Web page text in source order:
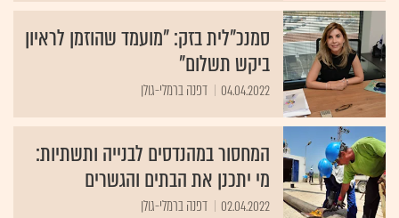
סמנכ"לית בזק: "מועמד שהוזמן לראיון
ביקש תשלום"
04.04.2022 דפנה ברמלי-גולן
המחסור במהנדסים לבנייה ותשתיות:
מי יתכנן את הבתים והגשרים
02.04.2022 דפנה ברמלי-גולן